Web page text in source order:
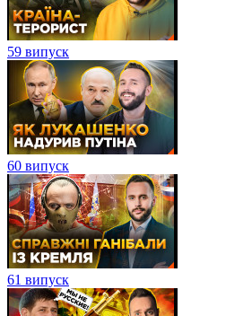
59 випуск
60 випуск
61 випуск